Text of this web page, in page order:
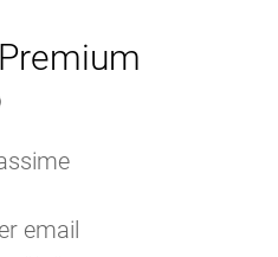
email